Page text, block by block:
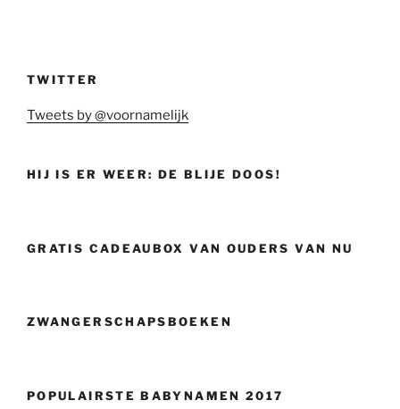
TWITTER
Tweets by @voornamelijk
HIJ IS ER WEER: DE BLIJE DOOS!
GRATIS CADEAUBOX VAN OUDERS VAN NU
ZWANGERSCHAPSBOEKEN
POPULAIRSTE BABYNAMEN 2017